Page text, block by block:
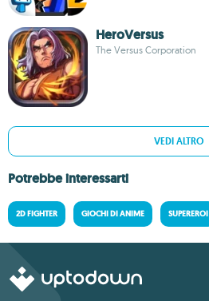
HeroVersus
The Versus Corporation
VEDI ALTRO
Potrebbe interessarti
2D FIGHTER GIOCHI DI ANIME SUPEREROI